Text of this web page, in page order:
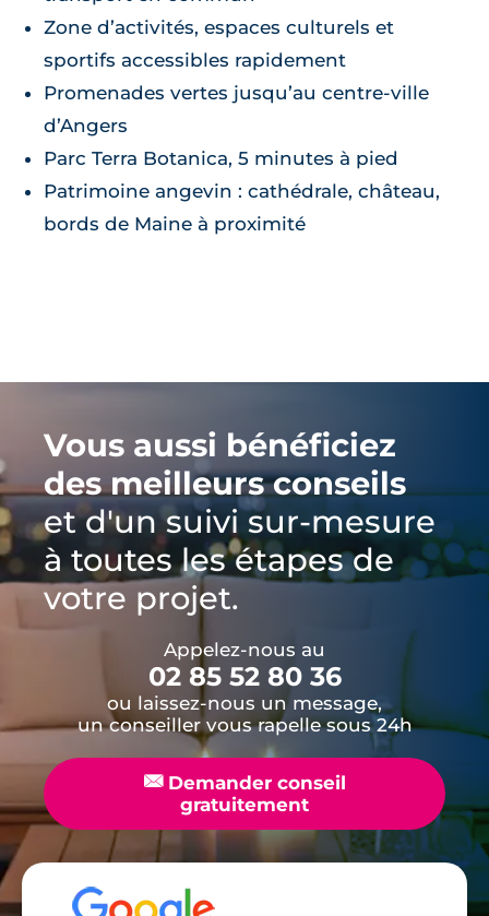
Zone d’activités, espaces culturels et
sportifs accessibles rapidement
Promenades vertes jusqu’au centre-ville
d’Angers
Parc Terra Botanica, 5 minutes à pied
Patrimoine angevin : cathédrale, château,
bords de Maine à proximité
Vous aussi bénéficiez
des meilleurs conseils
et d'un suivi sur-mesure
à toutes les étapes de
votre projet.
Appelez-nous au
02 85 52 80 36
ou laissez-nous un message,
un conseiller vous rapelle sous 24h
📧Demander conseil
gratuitement